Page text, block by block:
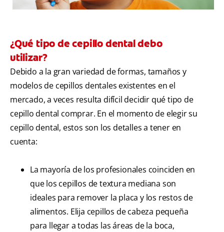
¿Qué tipo de cepillo dental debo
utilizar?
Debido a la gran variedad de formas, tamaños y
modelos de cepillos dentales existentes en el
mercado, a veces resulta difícil decidir qué tipo de
cepillo dental comprar. En el momento de elegir su
cepillo dental, estos son los detalles a tener en
cuenta:
La mayoría de los profesionales coinciden en
que los cepillos de textura mediana son
ideales para remover la placa y los restos de
alimentos. Elija cepillos de cabeza pequeña
para llegar a todas las áreas de la boca,